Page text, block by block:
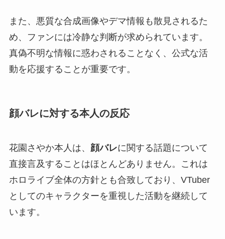
また、悪質な合成画像やデマ情報も散見されるた
め、ファンには冷静な判断が求められています。
真偽不明な情報に惑わされることなく、公式な活
動を応援することが重要です。
顔バレに対する本人の反応
花園さやか本人は、 顔バレに関する話題について
直接言及することはほとんどありません。これは
ホロライブ全体の方針とも合致しており、VTuber
としてのキャラクターを重視した活動を継続して
います。